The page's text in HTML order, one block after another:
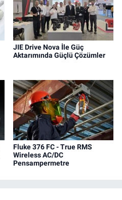
JIE Drive Nova İle Güç
Aktarımında Güçlü Çözümler
Fluke 376 FC - True RMS
Wireless AC/DC
Pensampermetre